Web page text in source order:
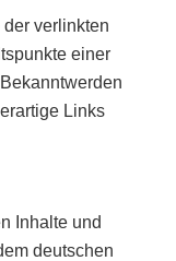
verlinkten
einer
Links
Inhalte und
deutschen